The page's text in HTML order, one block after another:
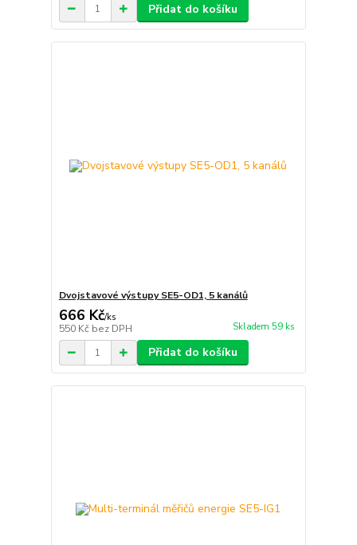
Přidat do košíku
Dvojstavové výstupy SE5-OD1, 5 kanálů
666 Kč/ks
550 Kč bez DPH Skladem 59 ks
Přidat do košíku